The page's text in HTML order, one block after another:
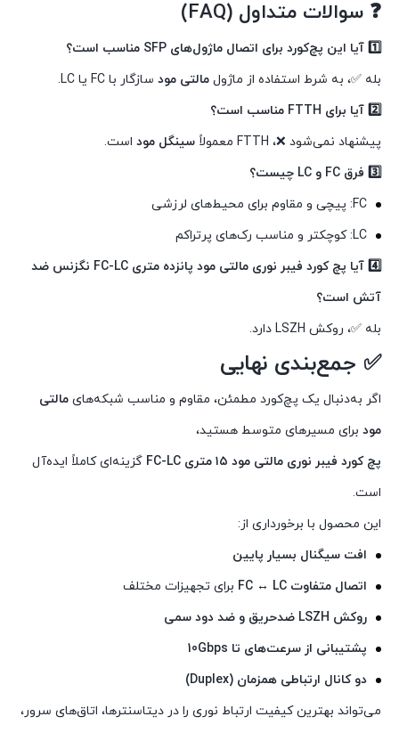
❓ سوالات متداول (FAQ)
1️⃣ آیا این پچ‌کورد برای اتصال ماژول‌های SFP مناسب است؟
بله ✅، به شرط استفاده از ماژول مالتی مود سازگار با FC یا LC.
2️⃣ آیا برای FTTH مناسب است؟
پیشنهاد نمی‌شود ❌، FTTH معمولاً
سینگل مود است.
3️⃣ فرق FC و LC چیست؟
FC: پیچی و مقاوم برای محیط‌های لرزشی
LC: کوچکتر و مناسب رک‌های پرتراکم
4️⃣ آیا پچ کورد فیبر نوری مالتی مود پانزده متری FC-LC نگزنس ضد
آتش است؟
بله ✅، روکش LSZH دارد.
✅ جمع‌بندی نهایی
اگر به‌دنبال یک پچ‌کورد مطمئن، مقاوم و مناسب شبکه‌های مالتی
مود برای مسیرهای متوسط هستید،
پچ کورد فیبر نوری مالتی مود ۱۵ متری FC-LC
گزینه‌ای کاملاً ایده‌آل
است.
این محصول با برخورداری از:
افت سیگنال بسیار پایین
اتصال متفاوت FC ↔ LC
برای تجهیزات مختلف
روکش LSZH ضدحریق و ضد دود سمی
پشتیبانی از سرعت‌های تا 10Gbps
دو کانال ارتباطی همزمان (Duplex)
می‌تواند بهترین کیفیت ارتباط نوری را در دیتاسنترها، اتاق‌های سرور،